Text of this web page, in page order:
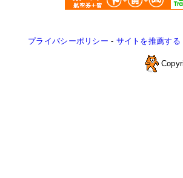
プライバシーポリシー - サイトを推薦する